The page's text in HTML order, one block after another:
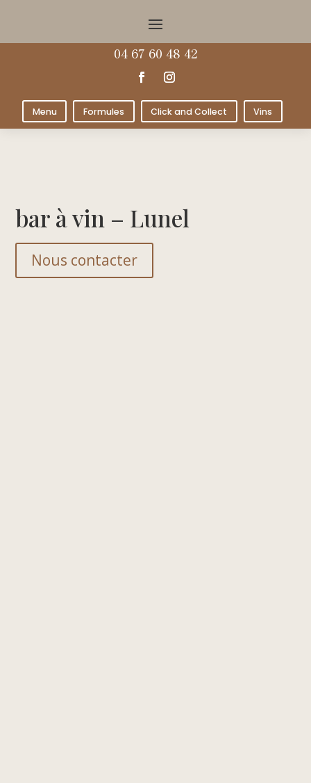
04 67 60 48 42
Menu Formules Click and Collect Vins
bar à vin – Lunel
Nous contacter